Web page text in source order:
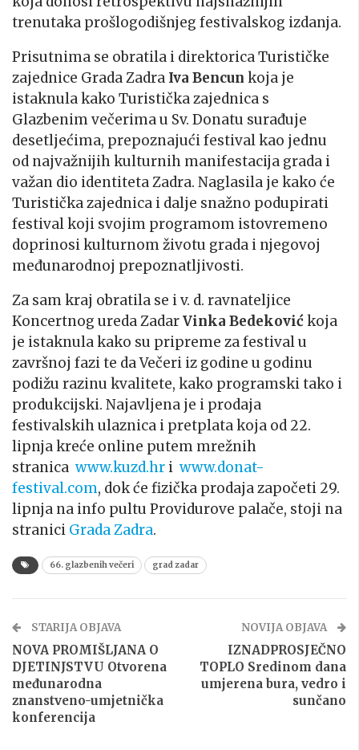
trenutaka prošlogodišnjeg festivalskog izdanja.
Prisutnima se obratila i direktorica Turističke
zajednice Grada Zadra Iva Bencun koja je
istaknula kako Turistička zajednica s
Glazbenim večerima u Sv. Donatu surađuje
desetljećima, prepoznajući festival kao jednu
od najvažnijih kulturnih manifestacija grada i
važan dio identiteta Zadra. Naglasila je kako će
Turistička zajednica i dalje snažno podupirati
festival koji svojim programom istovremeno
doprinosi kulturnom životu grada i njegovoj
međunarodnoj prepoznatljivosti.
Za sam kraj obratila se i v. d. ravnateljice
Koncertnog ureda ZadarVinka Bedekovićkoja
je istaknula kako su pripreme za festival u
završnoj fazi te da Večeri iz godine u godinu
podižu razinu kvalitete, kako programski tako i
produkcijski. Najavljena je i prodaja
festivalskih ulaznica i pretplata koja od 22.
lipnja kreće online putem mrežnih
stranica www.kuzd.hr i www.donat-
festival.com, dok će fizička prodaja započeti 29.
lipnja na info pultu Providurove palače, stoji na
stranici Grada Zadra.
66. glazbenih večeri grad zadar
STARIJA OBJAVA
NOVA PROMIŠLJANA O
DJETINJSTVU Otvorena
međunarodna
znanstveno-umjetnička
konferencija
NOVIJA OBJAVA
IZNADPROSJEČNO
TOPLO Sredinom dana
umjerena bura, vedro i
sunčano